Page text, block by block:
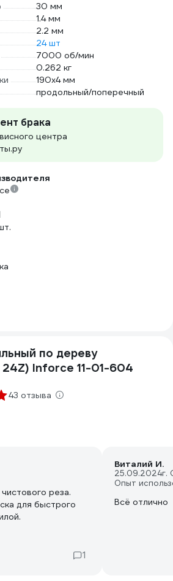
30 мм
1.4 мм
2.2 мм
24 шт
7000 об/мин
0.262 кг
190х4 мм
продольный/поперечный
брака
центра
по дереву
Inforce 11-01-604
43 отзыва
реза.
для быстрого
1
Виталий И.
25.09.2024г.
Опыт
Всё отлично